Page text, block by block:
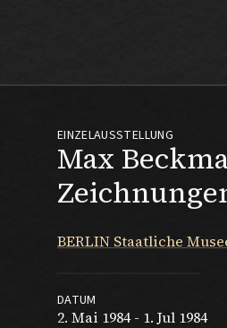
Max
EINZELAUSSTELLUNG
BERLIN Staatliche
DATUM
2. Mai 1984 - 1. Jul 1984